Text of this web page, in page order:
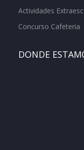
Actividades
Concurso Cafeteria
DONDE